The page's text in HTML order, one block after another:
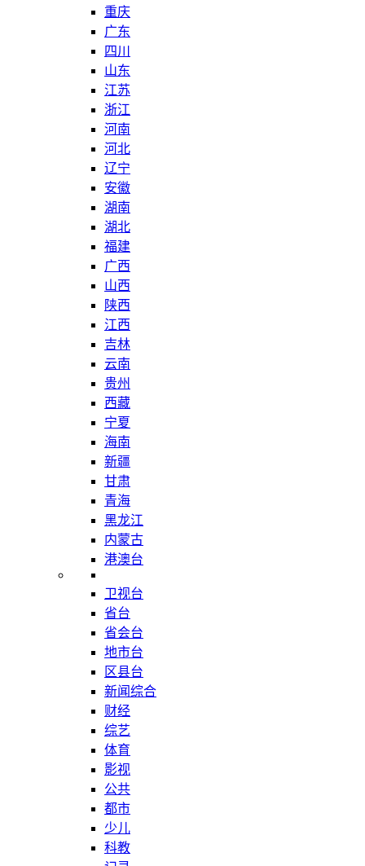
重庆
广东
四川
山东
江苏
浙江
河南
河北
辽宁
安徽
湖南
湖北
福建
广西
山西
陕西
江西
吉林
云南
贵州
西藏
宁夏
海南
新疆
甘肃
青海
黑龙江
内蒙古
港澳台
卫视台
省台
省会台
地市台
区县台
新闻综合
财经
综艺
体育
影视
公共
都市
少儿
科教